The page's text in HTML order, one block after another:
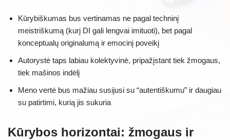
Kūrybiškumas bus vertinamas ne pagal techninį
meistriškumą (kurį DI gali lengvai imituoti), bet pagal
konceptualų originalumą ir emocinį poveikį
Autorystė taps labiau kolektyvinė, pripažįstant tiek žmogaus,
tiek mašinos indėlį
Meno vertė bus mažiau susijusi su “autentiškumu” ir daugiau
su patirtimi, kurią jis sukuria
Kūrybos horizontai: žmogaus ir